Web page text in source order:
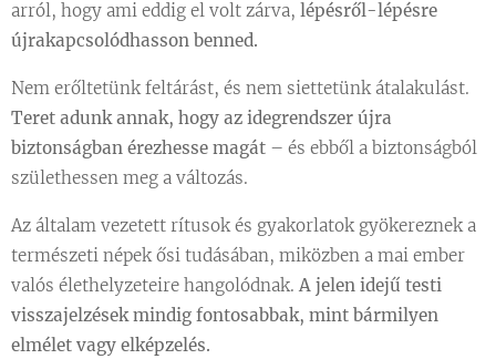
arról, hogy ami eddig el volt zárva, lépésről-lépésre
újrakapcsolódhasson benned.
Nem erőltetünk feltárást, és nem siettetünk átalakulást.
Teret adunk annak, hogy az idegrendszer újra
biztonságban érezhesse magát – és ebből a biztonságból
születhessen meg a változás.
Az általam vezetett rítusok és gyakorlatok gyökereznek a
természeti népek ősi tudásában, miközben a mai ember
valós élethelyzeteire hangolódnak. A jelen idejű testi
visszajelzések mindig fontosabbak, mint bármilyen
elmélet vagy elképzelés.